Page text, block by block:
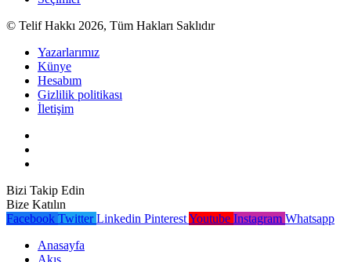
© Telif Hakkı 2026, Tüm Hakları Saklıdır
Yazarlarımız
Künye
Hesabım
Gizlilik politikası
İletişim
Bizi Takip Edin
Bize Katılın
Facebook Twitter Linkedin PinterestYoutube Instagram Whatsapp
Anasayfa
Akış